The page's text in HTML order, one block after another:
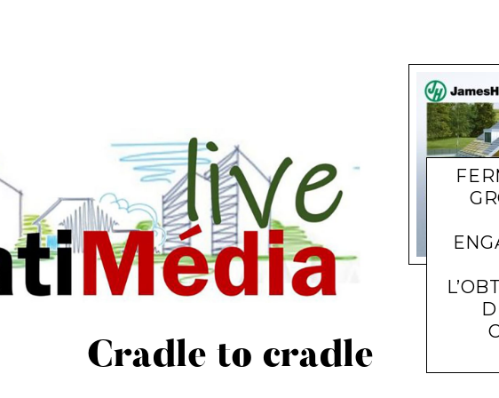
Cradle to cradle